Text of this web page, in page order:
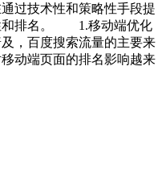
过技术性和策略性手段提
和排名。 1.移动端优化
百度搜索流量的主要来
动端页面的排名影响越来